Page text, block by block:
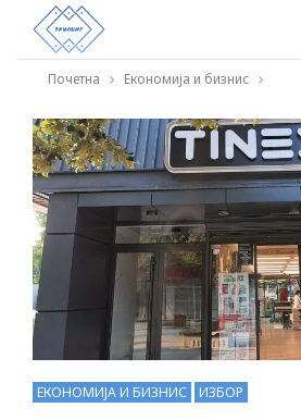
Почетна Економија и бизнис
ЕКОНОМИЈА И БИЗНИС ИЗБОР